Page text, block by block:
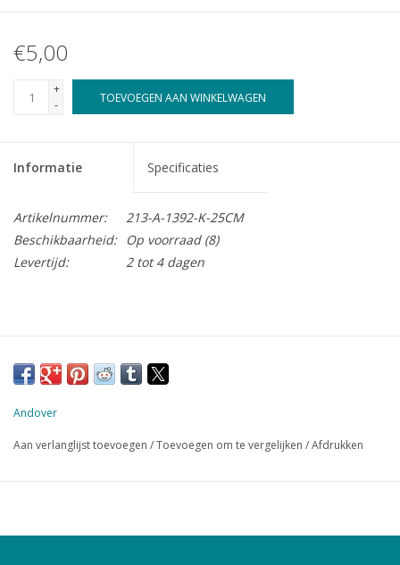
€5,00
+
-
TOEVOEGEN AAN WINKELWAGEN
Informatie Specificaties
Artikelnummer:
213-A-1392-K-25CM
Beschikbaarheid:
Op voorraad(8)
Levertijd:
2 tot 4 dagen
Andover
Aan verlanglijst toevoegen /Toevoegen om te vergelijken /Afdrukken